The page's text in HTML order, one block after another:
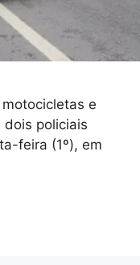
e
policiais
feira (1º), em